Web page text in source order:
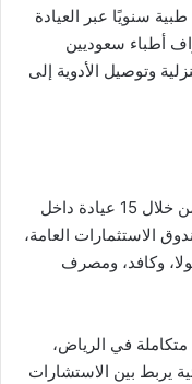
ألف استشارة طبية سنويًا عبر العيادة
أطباء سعوديين
وتوصيل الأدوية إلى
وتمتد خدمات بوبا كذلك إلى بيئات العمل من خلال 15 عيادة داخل
الاستثمارات العامة،
وكافد، ومصرف
متكاملة في الرياض،
يربط بين الاستشارات